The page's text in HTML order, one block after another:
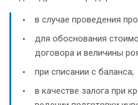
в случае проведения
для обоснования
договора и величины
при списании с баланса;
в качестве залога при